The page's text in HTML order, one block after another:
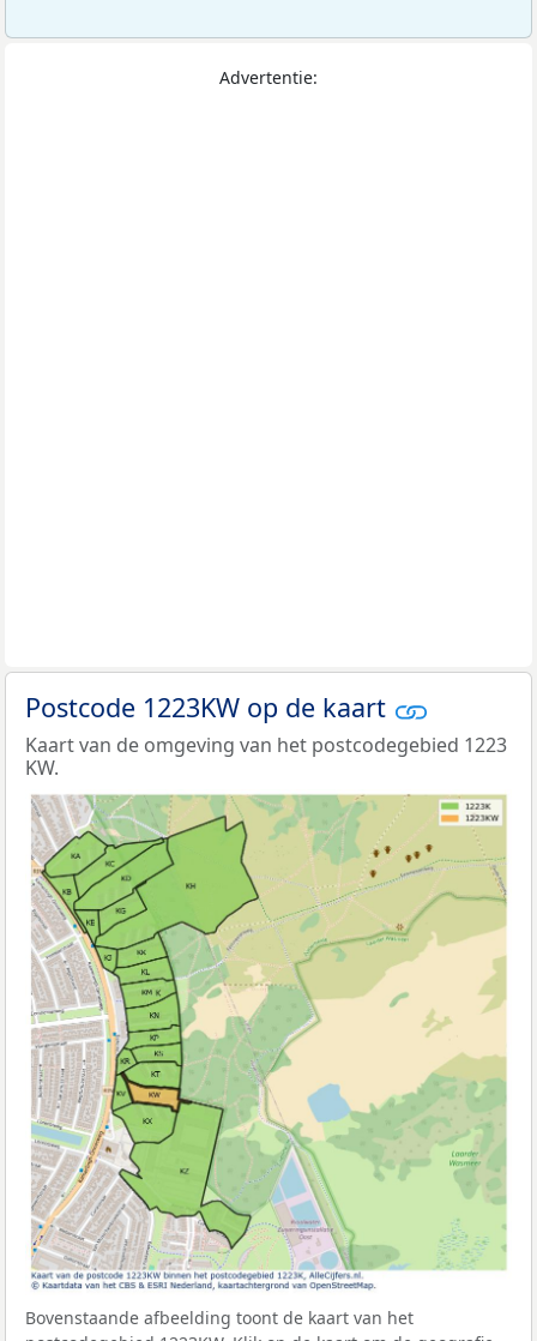
Advertentie:
Postcode 1223KW op de kaart
Kaart van de omgeving van het postcodegebied 1223
KW.
Bovenstaande afbeelding toont de kaart van het